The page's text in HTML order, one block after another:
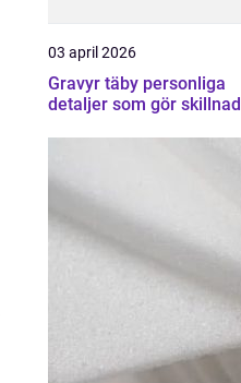
03 april 2026
Gravyr täby personliga
detaljer som gör skillnad